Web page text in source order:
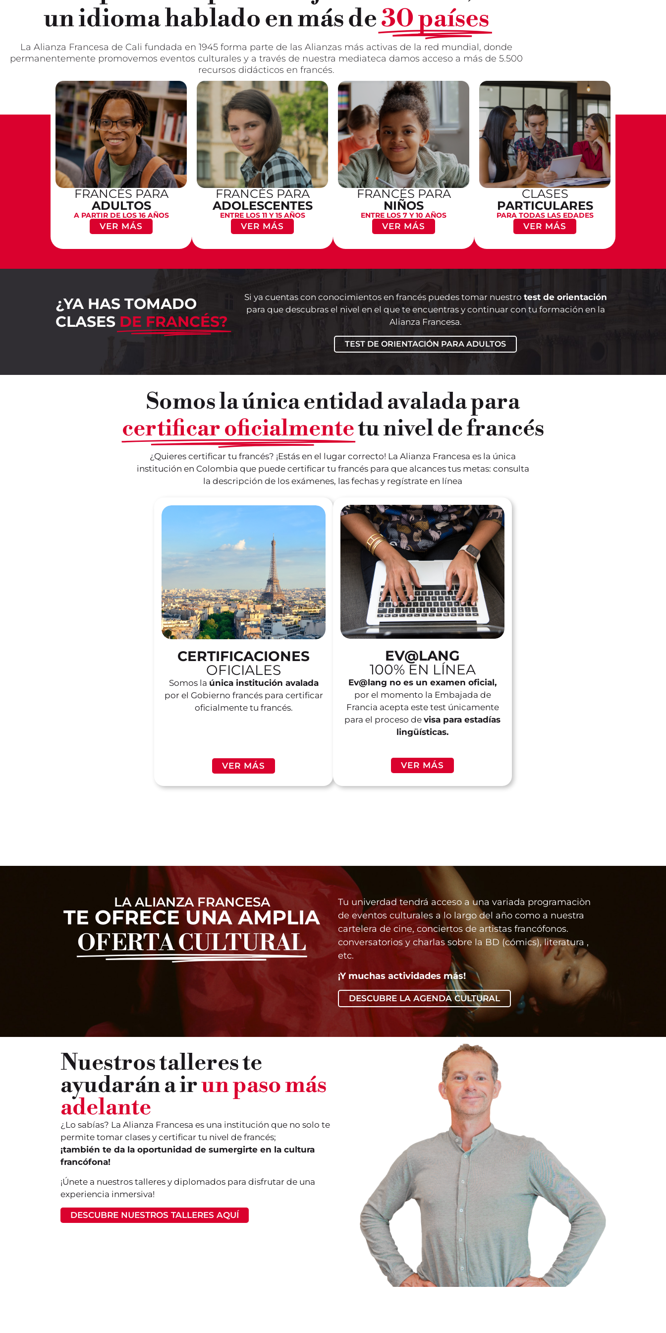
un idioma hablado en más de30 países
La Alianza Francesa de Cali fundada en 1945 forma parte de las Alianzas más activas de la red mundial, donde
permanentemente promovemos eventos culturales y a través de nuestra mediateca damos acceso a más de 5.500
recursos didácticos en francés.
FRANCÉS PARA
ADULTOS
A PARTIR DE LOS 16 AÑOS
VER MÁS
FRANCÉS PARA
ADOLESCENTES
ENTRE LOS 11 Y 15 AÑOS
VER MÁS
FRANCÉS PARA
NIÑOS
ENTRE LOS 7 Y 10 AÑOS
VER MÁS
CLASES
PARTICULARES
PARA TODAS LAS EDADES
VER MÁS
¿YA HAS TOMADO
CLASES DE FRANCÉS?
Si ya cuentas con conocimientos en francés puedes tomar nuestro test de orientación
para que descubras el nivel en el que te encuentras y continuar con tu formación en la
Alianza Francesa.
TEST DE ORIENTACIÓN PARA ADULTOS
Somos la única entidad avalada para
certificar oficialmentetu nivel de francés
¿Quieres certificar tu francés? ¡Estás en el lugar correcto! La Alianza Francesa es la única
institución en Colombia que puede certificar tu francés para que alcances tus metas: consulta
la descripción de los exámenes, las fechas y regístrate en línea
CERTIFICACIONES
OFICIALES
Somos la única institución avalada
por el Gobierno francés para certificar
oficialmente tu francés.
VER MÁS
EV@LANG
100% EN LÍNEA
Ev@lang no es un examen oficial,
por el momento la Embajada de
Francia acepta este test únicamente
para el proceso de visa para estadías
lingüísticas.
VER MÁS
LA ALIANZA FRANCESA
TE OFRECE UNA AMPLIA
OFERTA CULTURAL
Tu univerdad tendrá acceso a una variada programaciòn
de eventos culturales a lo largo del año como a nuestra
cartelera de cine, conciertos de artistas francófonos.
conversatorios y charlas sobre la BD (cómics), literatura ,
etc.
¡Y muchas actividades más!
DESCUBRE LA AGENDA CULTURAL
Nuestros talleres te
ayudarán a irun paso más
adelante
¿Lo sabías? La Alianza Francesa es una institución que no solo te
permite tomar clases y certificar tu nivel de francés;
¡también te da la oportunidad de sumergirte en la cultura
francófona!
¡Únete a nuestros talleres y diplomados para disfrutar de una
experiencia inmersiva!
DESCUBRE NUESTROS TALLERES AQUÍ